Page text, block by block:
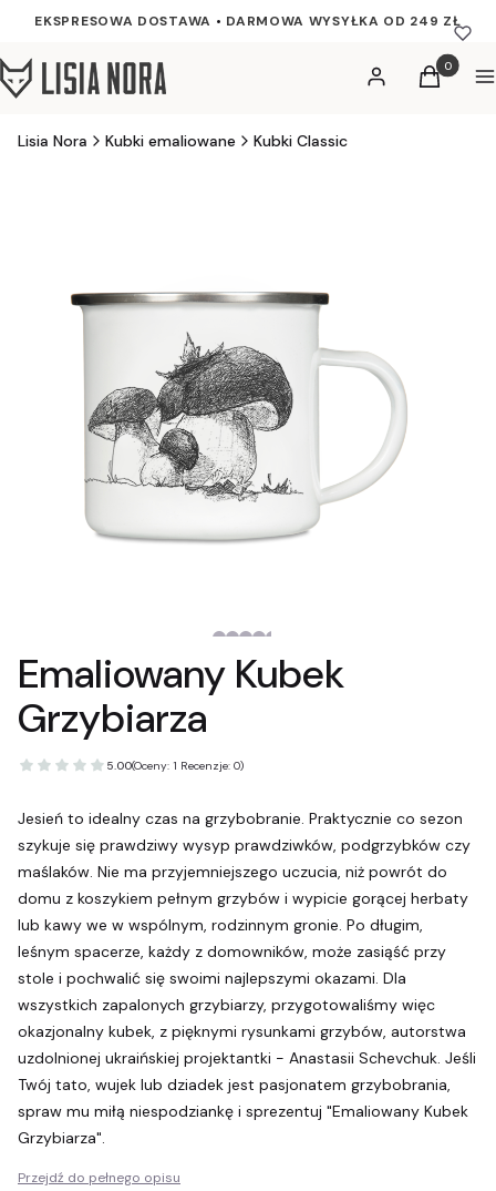
EKSPRESOWA DOSTAWA • DARMOWA WYSYŁKA OD 249 ZŁ
Zaloguj sięProdukty
Koszyk
Lisia Nora Kubki emaliowane Kubki Classic
Emaliowany Kubek
Grzybiarza
5.00(Oceny: 1 Recenzje: 0)
Jesień to idealny czas na grzybobranie. Praktycznie co sezon
szykuje się prawdziwy wysyp prawdziwków, podgrzybków czy
maślaków. Nie ma przyjemniejszego uczucia, niż powrót do
domu z koszykiem pełnym grzybów i wypicie gorącej herbaty
lub kawy we w wspólnym, rodzinnym gronie. Po długim,
leśnym spacerze, każdy z domowników, może zasiąść przy
stole i pochwalić się swoimi najlepszymi okazami. Dla
wszystkich zapalonych grzybiarzy, przygotowaliśmy więc
okazjonalny kubek, z pięknymi rysunkami grzybów, autorstwa
uzdolnionej ukraińskiej projektantki - Anastasii Schevchuk. Jeśli
Twój tato, wujek lub dziadek jest pasjonatem grzybobrania,
spraw mu miłą niespodziankę i sprezentuj "Emaliowany Kubek
Grzybiarza".
Przejdź do pełnego opisu